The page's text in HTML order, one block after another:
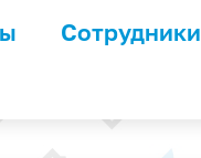
Сотрудники